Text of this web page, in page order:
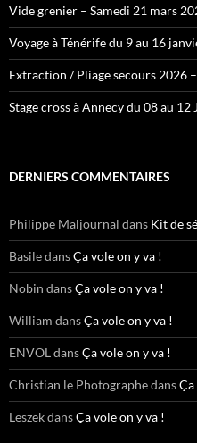
Vide grenier – Samedi 21 mars
Voyage à Ténérife du 9 au 16
Extraction / Pliage secours 2026
Stage cross à Annecy du 08 au 12
DERNIERS COMMENTAIRES
Philippe Maljournal dans Kit de
BasiledansÇa vole on y va !
Nobin dansÇa vole on y va !
William dansÇa vole on y va !
ENVOL dansÇa vole on y va !
Christian le PhotographedansÇa
LeszekdansÇa vole on y va !